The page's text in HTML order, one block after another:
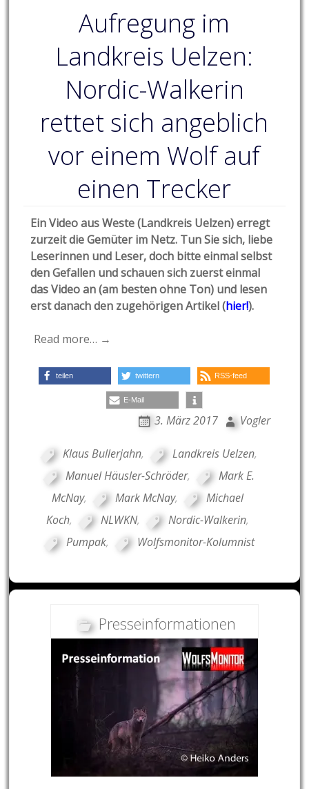
Aufregung im
Landkreis Uelzen:
Nordic-Walkerin
rettet sich angeblich
vor einem Wolf auf
einen Trecker
Ein Video aus Weste (Landkreis Uelzen) erregt
zurzeit die Gemüter im Netz. Tun Sie sich, liebe
Leserinnen und Leser, doch bitte einmal selbst
den Gefallen und schauen sich zuerst einmal
das Video an (am besten ohne Ton) und lesen
erst danach den zugehörigen Artikel (hier!).
Read more… →
teilen twittern RSS-feed
E-Mail
3. März 2017 Vogler
Klaus Bullerjahn, Landkreis Uelzen,
Manuel Häusler-Schröder,
Mark E.
McNay, Mark McNay,
Michael
Koch, NLWKN, Nordic-Walkerin,
Pumpak, Wolfsmonitor-Kolumnist
Presseinformationen